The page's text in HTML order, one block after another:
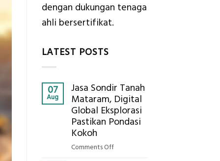
dengan dukungan tenaga
ahli bersertifikat.
LATEST POSTS
07
Aug
Jasa Sondir Tanah
Mataram, Digital
Global Eksplorasi
Pastikan Pondasi
Kokoh
Comments Offon